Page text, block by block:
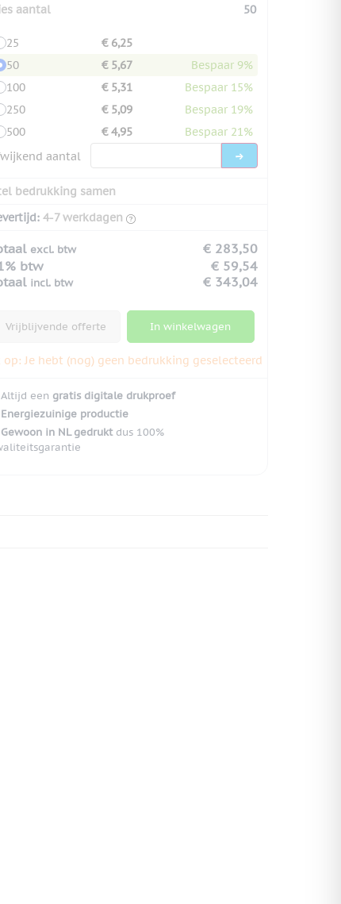
aantal 50
25
€ 6,25
50
€ 5,67
Bespaar 9%
100
€ 5,31
Bespaar 15%
250
€ 5,09
Bespaar 19%
500
€ 4,95
Bespaar 21%
aantal
bedrukking samen
4-7 werkdagen
excl. btw
€ 283,50
btw
€ 59,54
incl. btw € 343,04
Vrijblijvende offerte In winkelwagen
op: Je hebt (nog) geen bedrukking geselecteerd
Altijd een gratis digitale drukproef
Energiezuinige productie
Gewoon in NL gedruktdus 100%